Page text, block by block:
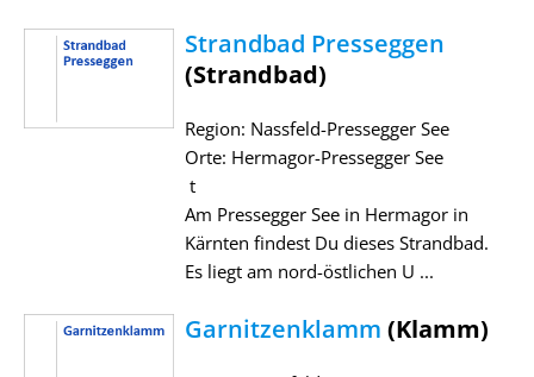
Strandbad Presseggen
(Strandbad)
Region: Nassfeld-Pressegger See
Orte: Hermagor-Pressegger See
t
Am Pressegger See in Hermagor in
Kärnten findest Du dieses Strandbad.
Es liegt am nord-östlichen U ...
Garnitzenklamm (Klamm)